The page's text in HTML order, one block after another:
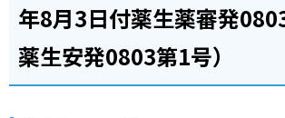
年8月3日付薬生薬審発
薬生安発0803第1号）